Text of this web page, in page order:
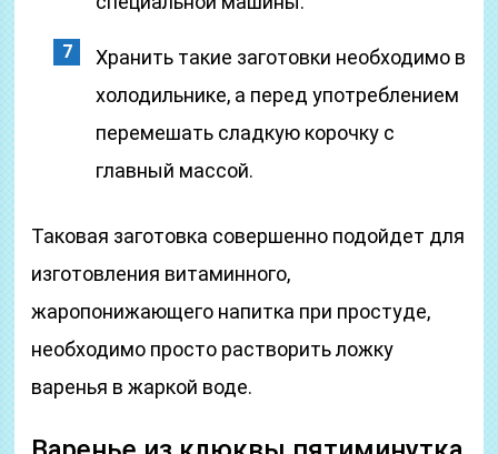
Хранить такие заготовки необходимо в
холодильнике, а перед употреблением
перемешать сладкую корочку с
главный массой.
Таковая заготовка совершенно подойдет для
изготовления витаминного,
жаропонижающего напитка при простуде,
необходимо просто растворить ложку
варенья в жаркой воде.